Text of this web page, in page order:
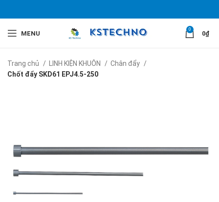
MENU
0
0₫
Trang chủ LINH KIỆN KHUÔN
Chân đẩy
Chốt đẩy SKD61 EPJ4.5-​250